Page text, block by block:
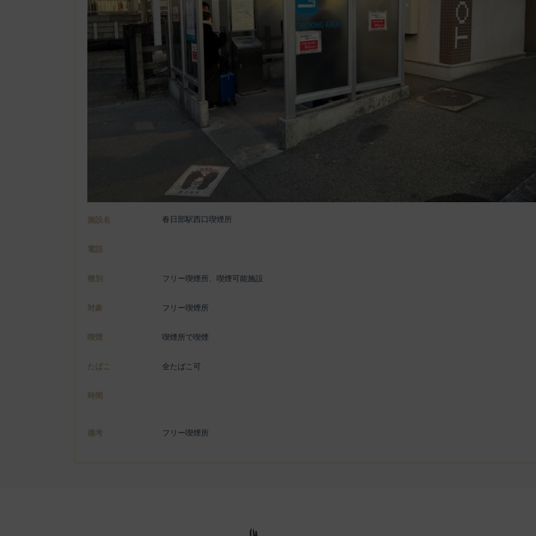
施設名 春日部駅西口喫煙所
電話
種別 フリー喫煙所、喫煙可能施設
対象 フリー喫煙所
喫煙 喫煙所で喫煙
たばこ 全たばこ可
時間
備考 フリー喫煙所